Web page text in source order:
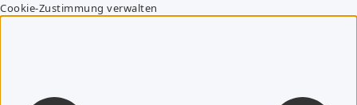
Cookie-Zustimmung verwalten